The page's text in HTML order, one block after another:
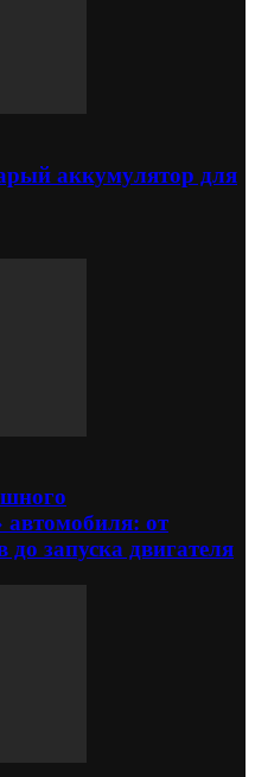
аккумулятор для
автомобиля: от
запуска двигателя